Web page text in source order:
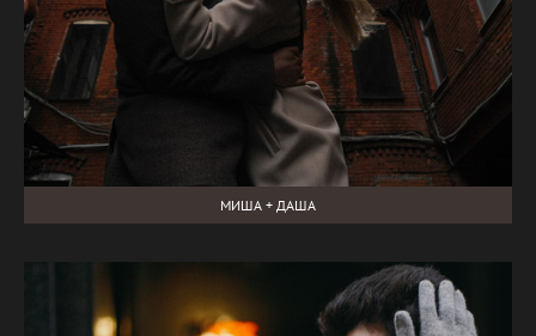
МИША + ДАША